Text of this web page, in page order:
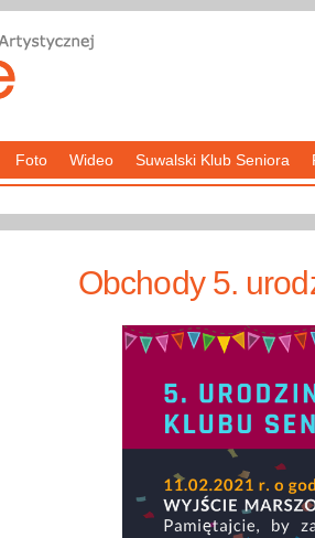
Foto Wideo Suwalski Klub Seniora
Obchody 5.